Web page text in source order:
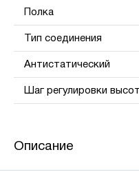
Полка
Тип соединения
Антистатический
Шаг регулировки
Описание